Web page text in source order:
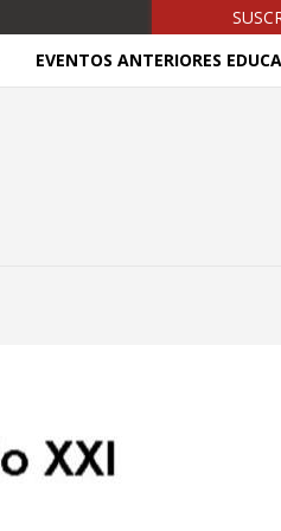
EVENTOS ANTERIORES